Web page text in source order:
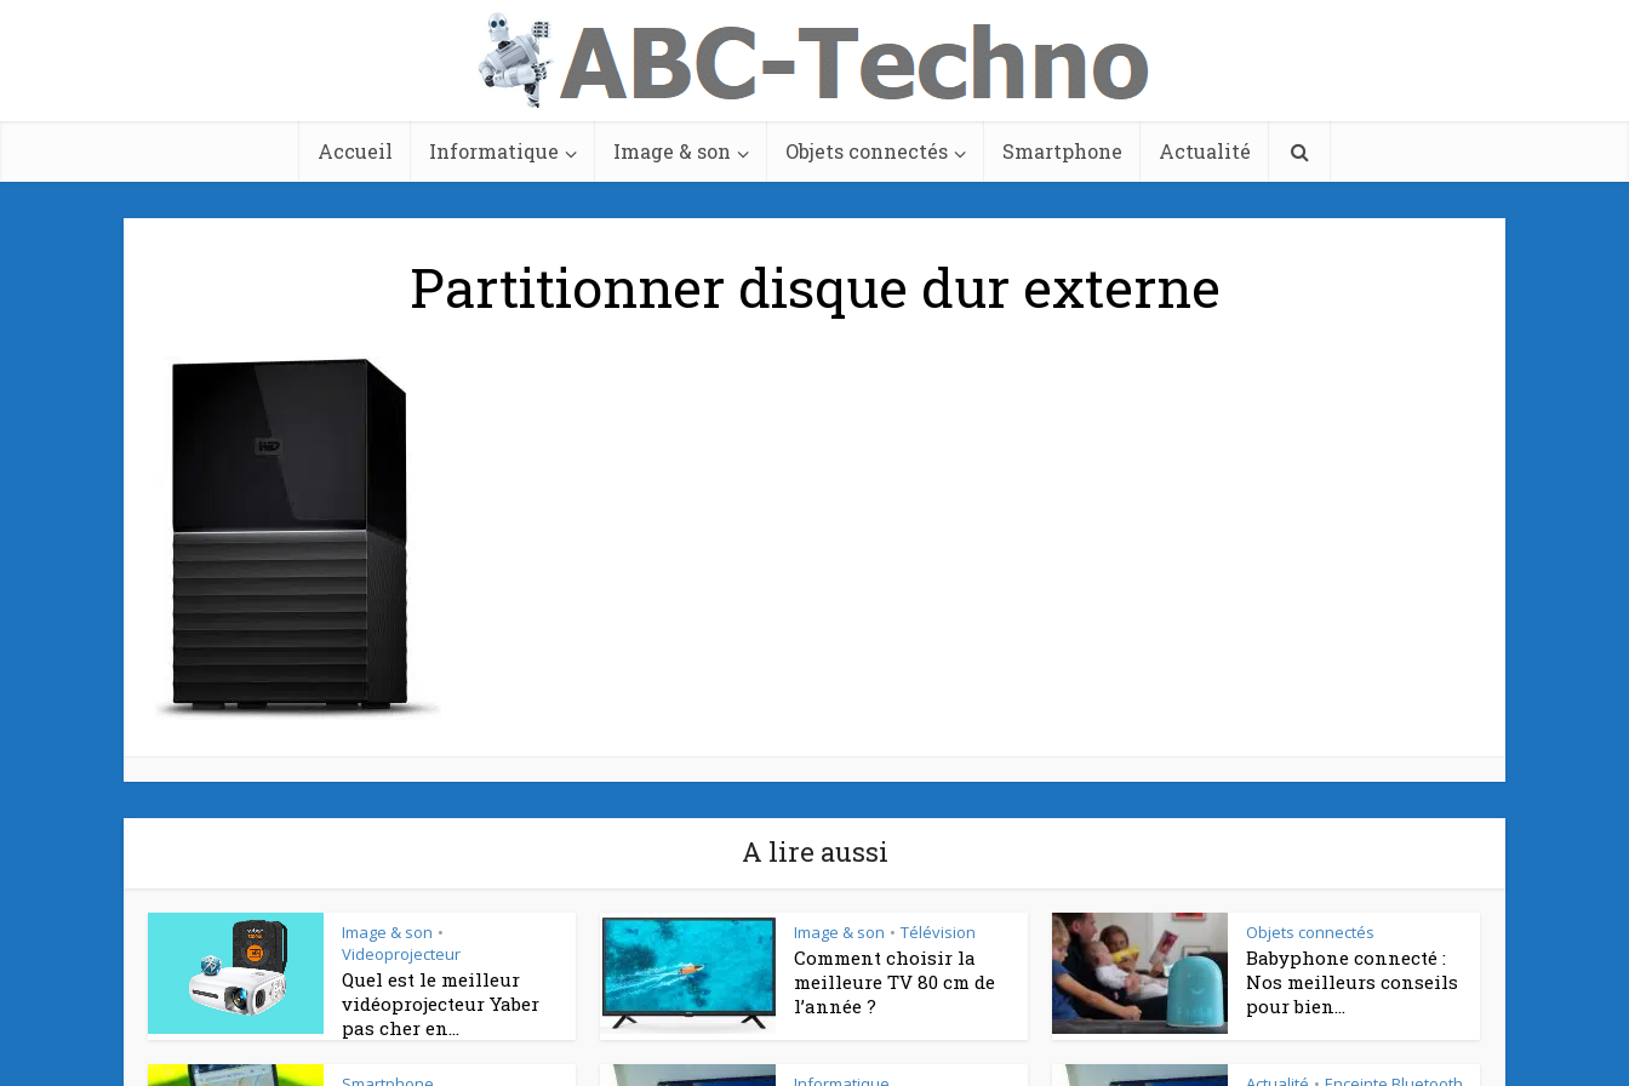
Accueil Informatique Image & son Objets connectés Smartphone Actualité
Partitionner disque dur externe
A lire aussi
Image & son •
Videoprojecteur
Quel est le meilleur
vidéoprojecteur Yaber
pas cher en...
Image & son • Télévision
Comment choisir la
meilleure TV 80 cm de
l’année ?
Objets connectés
Babyphone connecté :
Nos meilleurs conseils
pour bien...